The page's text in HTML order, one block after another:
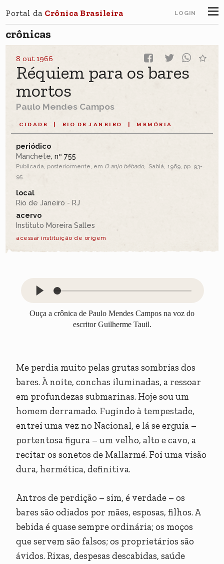
Portal da Crônica Brasileira LOGIN
crônicas
8 out 1966
Réquiem para os bares
mortos
Paulo Mendes Campos
CIDADE RIO DE JANEIRO MEMÓRIA
periódico
Manchete, nº 755
Publicada, posteriormente, em O anjo bêbado, Sabiá, 1969, pp. 93-
95.
local
Rio de Janeiro - RJ
acervo
Instituto Moreira Salles
acessar instituição de origem
Ouça a crônica de Paulo Mendes Campos na voz do
escritor Guilherme Tauil.
Me perdia muito pelas grutas sombrias dos
bares. À noite, conchas iluminadas, a ressoar
em profundezas submarinas. Hoje sou um
homem derramado. Fugindo à tempestade,
entrei uma vez no Nacional, e lá se erguia –
portentosa figura – um velho, alto e cavo, a
recitar os sonetos de Mallarmé. Foi uma visão
dura, hermética, definitiva.
Antros de perdição – sim, é verdade – os
bares são odiados por mães, esposas, filhos. A
bebida é quase sempre ordinária; os moços
que servem são falsos; os proprietários são
ávidos. Rixas, despesas descabidas, saúde